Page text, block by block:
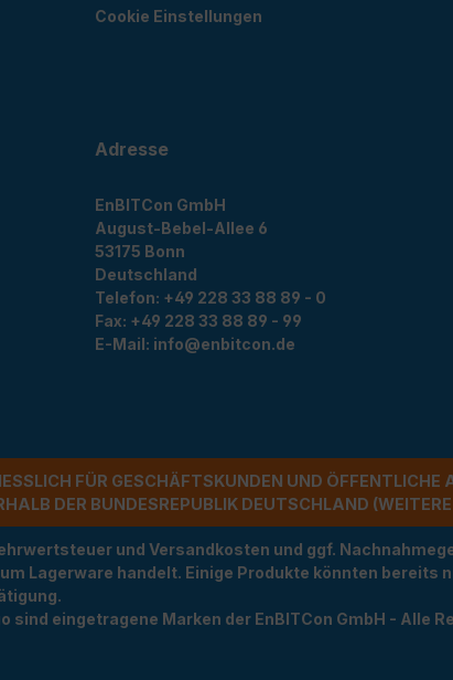
Cookie Einstellungen
Adresse
EnBITCon GmbH
August-Bebel-Allee 6
53175 Bonn
Deutschland
Telefon: +49 228 33 88 89 - 0
Fax: +49 228 33 88 89 - 99
E-Mail: info@enbitcon.de
FÜR GESCHÄFTSKUNDEN UND ÖFFENTLICHE
DER BUNDESREPUBLIK DEUTSCHLAND (WEITERE
und Versandkosten und ggf.
Lagerware handelt. Einige Produkte könnten
sind eingetragene Marken der EnBITCon GmbH - Alle